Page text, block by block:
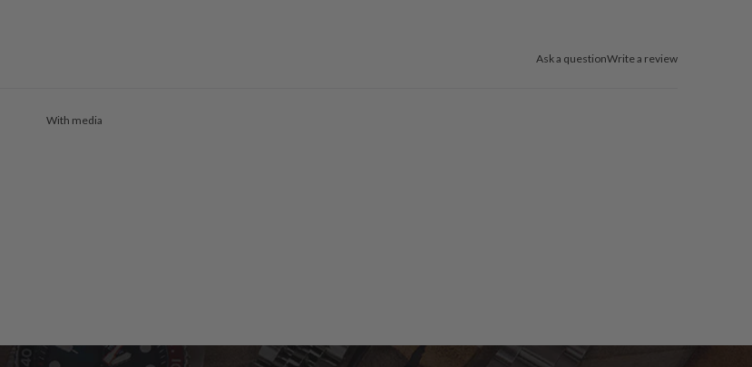
Ask a questionWrite a review
With media